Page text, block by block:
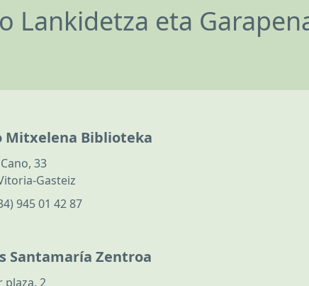
Lankidetza eta
Mitxelena Biblioteka
33
Gasteiz
945 01 42 87
Santamaría Zentroa
plaza, 2